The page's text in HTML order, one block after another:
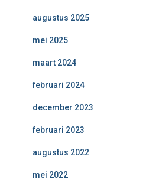
augustus 2025
mei 2025
maart 2024
februari 2024
december 2023
februari 2023
augustus 2022
mei 2022